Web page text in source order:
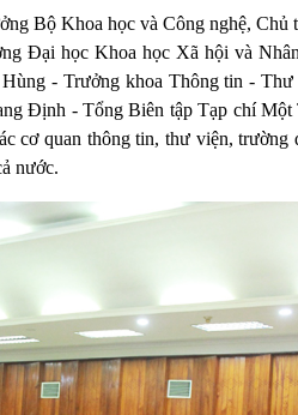
Bộ Khoa học và Công nghệ,
Đại học Khoa học Xã hội và
- Trưởng khoa Thông tin -
Định - Tổng Biên tập Tạp chí
cơ quan thông tin, thư viện, trường
nước.